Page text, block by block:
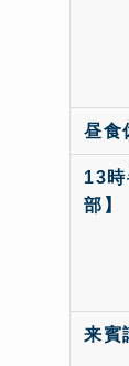
昼食
13
部】
来賓